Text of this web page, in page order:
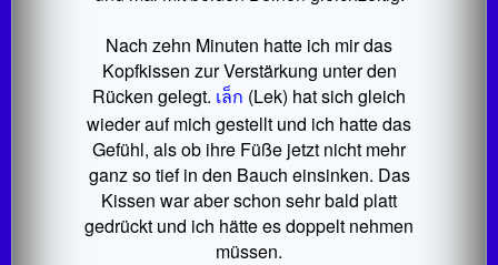
Nach zehn Minuten hatte ich mir das
Kopfkissen zur Verstärkung unter den
Rücken gelegt. เล็ก (Lek) hat sich gleich
wieder auf mich gestellt und ich hatte das
Gefühl, als ob ihre Füße jetzt nicht mehr
ganz so tief in den Bauch einsinken. Das
Kissen war aber schon sehr bald platt
gedrückt und ich hätte es doppelt nehmen
müssen.